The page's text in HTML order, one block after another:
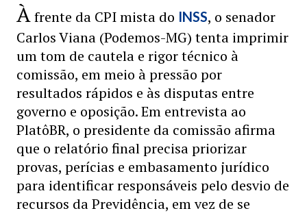
Àfrente da CPI mista do INSS, o senador
Carlos Viana (Podemos-MG) tenta imprimir
um tom de cautela e rigor técnico à
comissão, em meio à pressão por
resultados rápidos e às disputas entre
governo e oposição. Em entrevista ao
PlatôBR, o presidente da comissão afirma
que o relatório final precisa priorizar
provas, perícias e embasamento jurídico
para identificar responsáveis pelo desvio de
recursos da Previdência, em vez de se